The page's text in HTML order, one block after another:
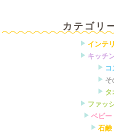
カテゴリ
▶ インテ
▶ キッチ
▶ コ
▶ そ
▶ タ
▶ ファッ
▶ ベビー
▶ 石鹸